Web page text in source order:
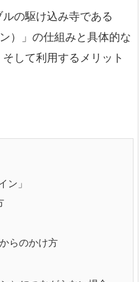
の駆け込み寺である
）」の仕組みと具体的な
して利用するメリット
ン」
らのかけ方